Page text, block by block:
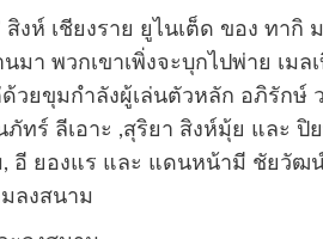
สิงห์ เชียงราย ยูไนเต็ด ของ ทา
มา พวกเขาเพิ่งจะบุกไปพ่าย เม
วยขุมกำลังผู้เล่นตัวหลัก อภิรักษ์
นภัทร์ ลีเอาะ ,สุริยา สิงห์มุ้ย และ
อี ยองแร และ แดนหน้ามี ชัยวัฒ
ลงสนาม